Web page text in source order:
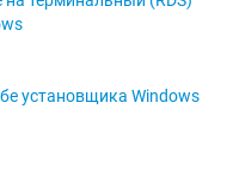
установщика Windows